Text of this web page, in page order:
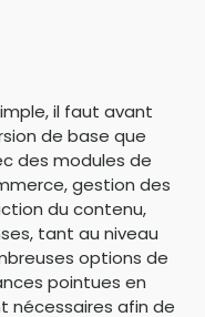
il faut avant
de base que
des modules de
gestion des
du contenu,
tant au niveau
options de
pointues en
nécessaires afin de